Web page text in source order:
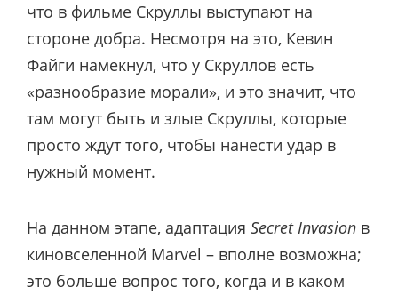
что в фильме Скруллы выступают на
стороне добра. Несмотря на это, Кевин
Файги намекнул, что у Скруллов есть
«разнообразие морали», и это значит, что
там могут быть и злые Скруллы, которые
просто ждут того, чтобы нанести удар в
нужный момент.
На данном этапе, адаптация Secret Invasion в
киновселенной Marvel – вполне возможна;
это больше вопрос того, когда и в каком